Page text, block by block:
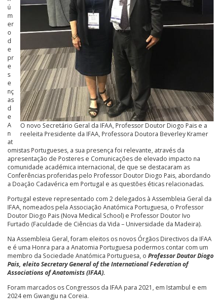
O novo Secretário Geral da IFAA, Professor Doutor Diogo Pais e a
reeleita Presidente da IFAA, Professora Doutora Beverley Kramer
ú
m
er
o
d
e
pr
e
s
e
nç
as
d
e
A
n
at
omistas Portugueses, a sua presença foi relevante, através da
apresentação de Posteres e Comunicações de elevado impacto na
comunidade académica internacional, de que se destacaram as
Conferências proferidas pelo Professor Doutor Diogo Pais, abordando
a Doação Cadavérica em Portugal e as questões éticas relacionadas.
Portugal esteve representado com 2 delegados à Assembleia Geral da
IFAA, nomeados pela Associação Anatómica Portuguesa, o Professor
Doutor Diogo Pais (Nova Medical School) e Professor Doutor Ivo
Furtado (Faculdade de Ciências da Vida – Universidade da Madeira).
Na Assembleia Geral, foram eleitos os novos Órgãos Directivos da IFAA
e é uma Honra para a Anatomia Portuguesa podermos contar com um
membro da Sociedade Anatómica Portuguesa, o Professor Doutor Diogo
Pais, eleito Secretary General of the International Federation of
Associations of Anatomists (IFAA).
Foram marcados os Congressos da IFAA para 2021, em Istambul e em
2024 em Gwangju na Coreia.